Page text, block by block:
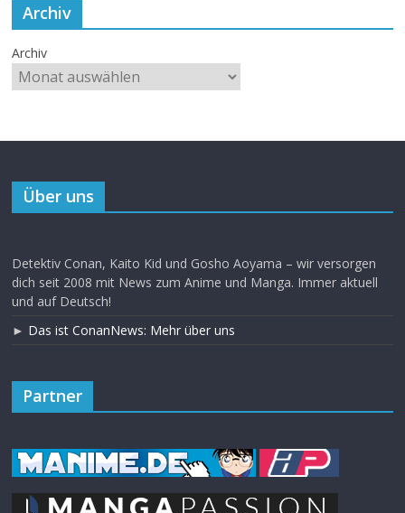
Archiv
Archiv
Über uns
Detektiv Conan, Kaito Kid und Gosho Aoyama – wir versorgen
dich seit 2008 mit News zum Anime und Manga. Immer aktuell
und auf Deutsch!
► Das ist ConanNews: Mehr über uns
Partner